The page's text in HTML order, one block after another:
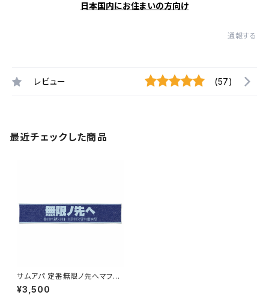
日本国内にお住まいの方向け
通報する
レビュー (57)
最近チェックした商品
サムアパ 定番無限ノ先へマフラ
ータオル
¥3,500